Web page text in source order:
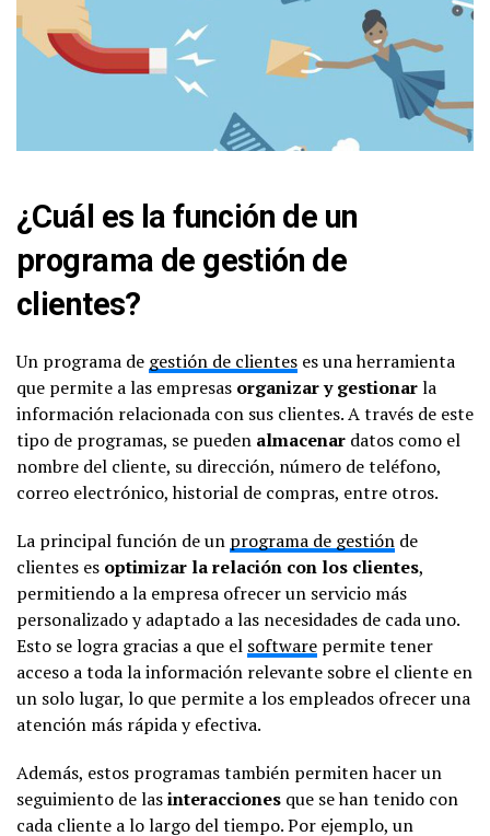
¿Cuál es la función de un
programa de gestión de
clientes?
Un programa de gestión de clientes es una herramienta
que permite a las empresas organizar y gestionarla
información relacionada con sus clientes. A través de este
tipo de programas, se pueden almacenar datos como el
nombre del cliente, su dirección, número de teléfono,
correo electrónico, historial de compras, entre otros.
La principal función de un programa de gestión de
clientes es optimizar la relación con los clientes,
permitiendo a la empresa ofrecer un servicio más
personalizado y adaptado a las necesidades de cada uno.
Esto se logra gracias a que el software permite tener
acceso a toda la información relevante sobre el cliente en
un solo lugar, lo que permite a los empleados ofrecer una
atención más rápida y efectiva.
Además, estos programas también permiten hacer un
seguimiento de lasinteracciones que se han tenido con
cada cliente a lo largo del tiempo. Por ejemplo, un